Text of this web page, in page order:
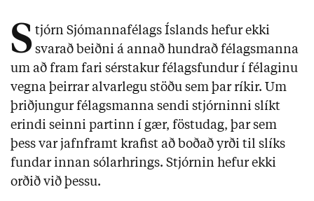
S tjórn Sjómannafélags Íslands hefur ekki
svarað beiðni á annað hundrað félagsmanna
um að fram fari sérstakur félagsfundur í félaginu
vegna þeirrar alvarlegu stöðu sem þar ríkir. Um
þriðjungur félagsmanna sendi stjórninni slíkt
erindi seinni partinn í gær, föstudag, þar sem
þess var jafnframt krafist að boðað yrði til slíks
fundar innan sólarhrings. Stjórnin hefur ekki
orðið við þessu.